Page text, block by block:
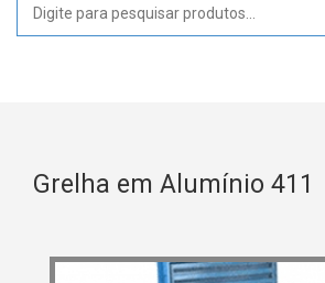
Grelha em Alumínio 411